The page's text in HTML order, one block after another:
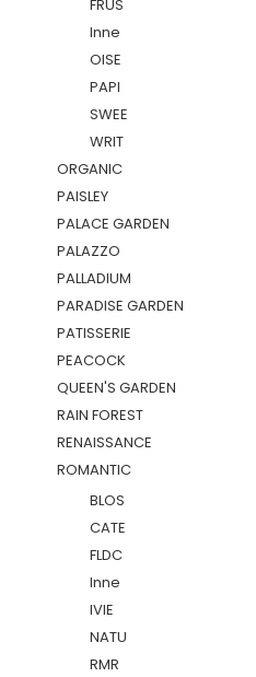
FRUS
Inne
OISE
PAPI
SWEE
WRIT
ORGANIC
PAISLEY
PALACE GARDEN
PALAZZO
PALLADIUM
PARADISE GARDEN
PATISSERIE
PEACOCK
QUEEN'S GARDEN
RAIN FOREST
RENAISSANCE
ROMANTIC
BLOS
CATE
FLDC
Inne
IVIE
NATU
RMR